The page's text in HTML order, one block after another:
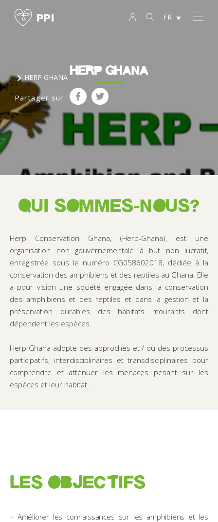
FR
HERP GHANA
HERP GHANA
Partager sur
QUI SOMMES-NOUS?
Herp Conservation Ghana, (Herp-Ghana), est une
organisation non gouvernementale à but non lucratif,
enregistrée sous le numéro CG058602018, dédiée à la
conservation des amphibiens et des reptiles au Ghana. Elle
a pour vision une société engagée dans la conservation
des amphibiens et des reptiles et dans la gestion et la
préservation durables des habitats mourants dont
dépendent les espèces.
Herp-Ghana adopte des approches et / ou des processus
participatifs, interdisciplinaires et transdisciplinaires pour
comprendre et atténuer les menaces pesant sur les
espèces et leur habitat.
LES OBJECTIFS
– Améliorer les connaissances sur les amphibiens et les